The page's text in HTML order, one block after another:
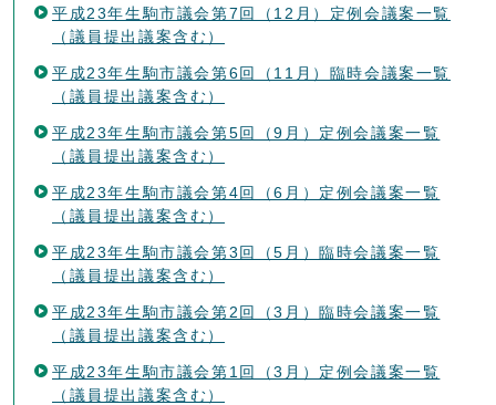
平成23年生駒市議会第7回（12月）定例会議案一覧
（議員提出議案含む）
平成23年生駒市議会第6回（11月）臨時会議案一覧
（議員提出議案含む）
平成23年生駒市議会第5回（9月）定例会議案一覧
（議員提出議案含む）
平成23年生駒市議会第4回（6月）定例会議案一覧
（議員提出議案含む）
平成23年生駒市議会第3回（5月）臨時会議案一覧
（議員提出議案含む）
平成23年生駒市議会第2回（3月）臨時会議案一覧
（議員提出議案含む）
平成23年生駒市議会第1回（3月）定例会議案一覧
（議員提出議案含む）